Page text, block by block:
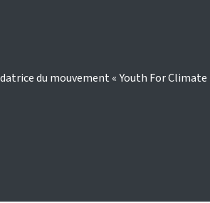
du mouvement « Youth For Climate